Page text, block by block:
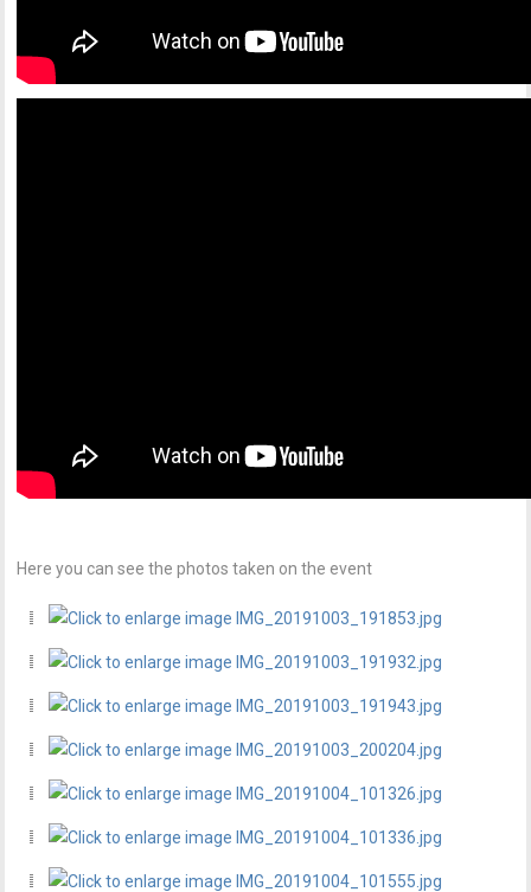
Here you can see the photos taken on the event